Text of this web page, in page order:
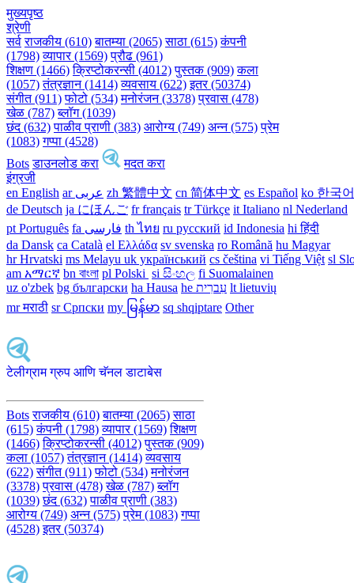
मुख्यपृष्ठ
श्रेणी
सर्व राजकीय (610) बातम्या (2065) साठा (615) कंपनी
(1798) व्यापार (1569) प्रौढ (961)
शिक्षण (1466) क्रिप्टोकरन्सी (4012) पुस्तक (909) कला
(1057) तंत्रज्ञान (1414) व्यवसाय (622) इतर (50374)
संगीत (911) फोटो (534) मनोरंजन (3378) प्रवास (478)
खेळ (787) ब्लॉग (1039)
छंद (632) पाळीव प्राणी (383) आरोग्य (749) अन्न (575) प्रेम
(1083) गप्पा (4528)
Bots डाउनलोड करा
मदत करा
इंग्रजी
en English
ar عربى zh 繁體中文 cn 简体中文 es Español ko 한국어
de Deutsch ja にほんご fr français tr Türkçe it Italiano nl Nederland
pt Português
th ไทย ru русский id Indonesia hi हिंदी
da Dansk‎ ca Català el Ελλάδα sv svenska ro Română hu Magyar
hr Hrvatski ms Melayu uk український‎ cs čeština‎ vi Tiếng Việt sl
am አማርኛ bn বাংলা pl Polski ‎ si සිංහල fi Suomalainen
uz o'zbek bg български ha Hausa‎ he עִברִית lt lietuvių
mr मराठी sr Српски my မြန်မာ sq shqiptare Other
टेलीग्राम ग्रुप आणि चॅनल डाटाबेस
Bots राजकीय (610) बातम्या (2065) साठा
(615) कंपनी (1798) व्यापार (1569) शिक्षण
(1466) क्रिप्टोकरन्सी (4012) पुस्तक (909)
कला (1057) तंत्रज्ञान (1414) व्यवसाय
(622) संगीत (911) फोटो (534) मनोरंजन
(3378) प्रवास (478) खेळ (787) ब्लॉग
(1039) छंद (632) पाळीव प्राणी (383)
आरोग्य (749) अन्न (575) प्रेम (1083) गप्पा
(4528) इतर (50374)